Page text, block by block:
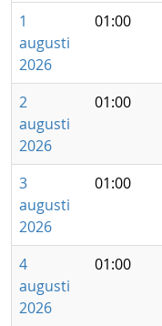
1
augusti
2026
01:00
2
augusti
2026
01:00
3
augusti
2026
01:00
4
augusti
2026
01:00